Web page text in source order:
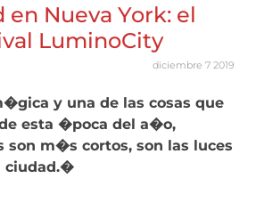
en Nueva York: el
LuminoCity
diciembre 7 2019
y una de las cosas que
esta �poca del a�o,
son m�s cortos, son las luces
ciudad.�